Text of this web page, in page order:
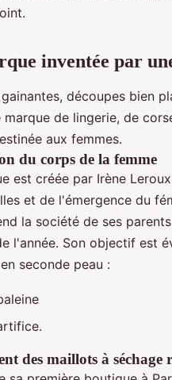
inventée par
découpes bien
marque de lingerie, de
aux femmes.
du corps de la femme
est créée par Irène
et de l'émergence du
la société de ses
l'année. Son objectif est
seconde peau :
des maillots à séchage